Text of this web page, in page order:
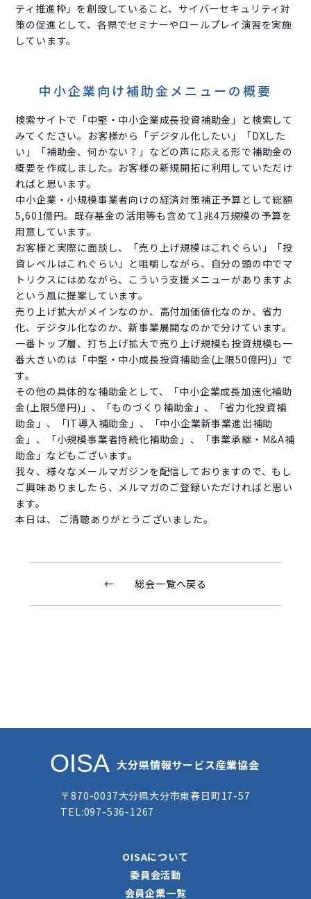
ティ推進枠」を創設していること、サイバーセキュリティ対
策の促進として、各県でセミナーやロールプレイ演習を実施
しています。
中小企業向け補助金メニューの概要
検索サイトで「中堅・中小企業成長投資補助金」と検索して
みてください。お客様から「デジタル化したい」「DXした
い」「補助金、何かない？」などの声に応える形で補助金の
概要を作成しました。お客様の新規開拓に利用していただけ
ればと思います。
中小企業・小規模事業者向けの経済対策補正予算として総額
5,601億円。既存基金の活用等も含めて1兆4万規模の予算を
用意しています。
お客様と実際に面談し、「売り上げ規模はこれぐらい」「投
資レベルはこれぐらい」と咀嚼しながら、自分の頭の中でマ
トリクスにはめながら、こういう支援メニューがありますよ
という風に提案しています。
売り上げ拡大がメインなのか、高付加価値化なのか、省力
化、デジタル化なのか、新事業展開なのかで分けています。
一番トップ層、打ち上げ拡大で売り上げ規模も投資規模も一
番大きいのは「中堅・中小成長投資補助金(上限50億円)」で
す。
その他の具体的な補助金として、「中小企業成長加速化補助
金(上限5億円)」、「ものづくり補助金」、「省力化投資補
助金」、「IT導入補助金」、「中小企業新事業進出補助
金」、「小規模事業者持続化補助金」、「事業承継・M&A補
助金」などもございます。
我々、様々なメールマガジンを配信しておりますので、もし
ご興味ありましたら、メルマガのご登録いただければと思い
ます。
本日は、 ご清聴ありがとうございました。
← 総会一覧へ戻る
OISA 大分県情報サービス産業協会
〒870-0037大分県大分市東春日町17-57
TEL:097-536-1267
OISAについて
委員会活動
会員企業一覧